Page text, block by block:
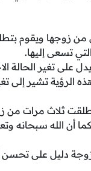
من زوجها ويقوم
تسعى إليها.
على تغير الحالة
الرؤية تشير إلى
طلقت ثلاث مرات
أن الله
دليل على تحسن